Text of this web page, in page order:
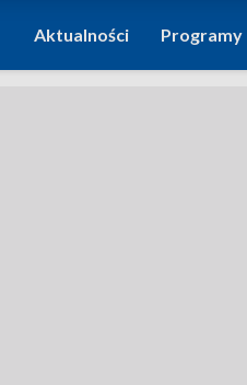
Aktualności Programy